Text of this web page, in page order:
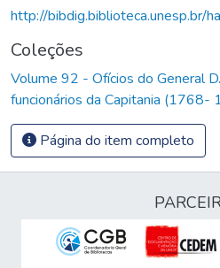
http://bibdig.biblioteca.unesp.br/
Coleções
Volume 92 - Ofícios do General
funcionários da Capitania (1768-
Página do item completo